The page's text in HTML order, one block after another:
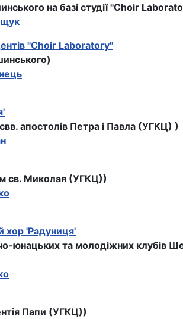
на базі студії "Сhoir
"Сhoir Laboratory"
апостолiв Петра i Павла (УГКЦ) )
св. Миколая (УГКЦ))
хор 'Радуниця'
юнацьких та молодіжних клубів
Папи (УГКЦ))